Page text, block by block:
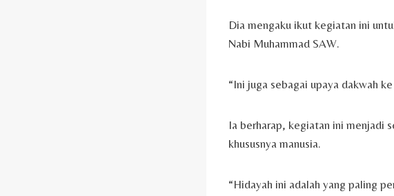
Dia mengaku ikut kegiatan ini
Nabi Muhammad SAW.
“Ini juga sebagai upaya dakwah
Ia berharap, kegiatan ini menjadi
khususnya manusia.
“Hidayah ini adalah yang paling